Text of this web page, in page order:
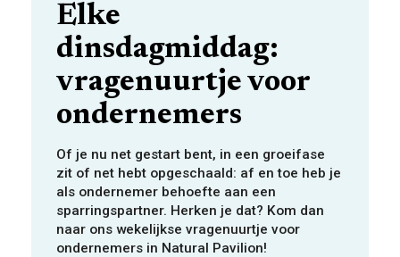
PROGRAMMA’S
VOOR WIE
Elke
dinsdagmiddag:
vragenuurtje voor
ondernemers
Of je nu net gestart bent, in een groeifase
zit of net hebt opgeschaald: af en toe heb je
als ondernemer behoefte aan een
sparringspartner. Herken je dat? Kom dan
naar ons wekelijkse vragenuurtje voor
ondernemers in Natural Pavilion!